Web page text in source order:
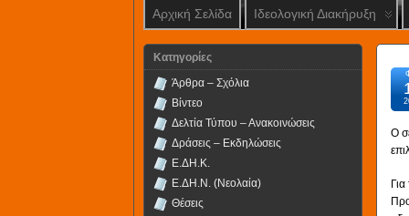
Αρχική Σελίδα Ιδεολογική Διακήρυξη
Ο
Kατηγορίες
Άρθρα – Σχόλια
Βίντεο
Δελτία Τύπου – Ανακοινώσεις
Δράσεις – Εκδηλώσεις
Ε.ΔΗ.Κ.
Ε.ΔΗ.Ν. (Νεολαία)
Θέσεις